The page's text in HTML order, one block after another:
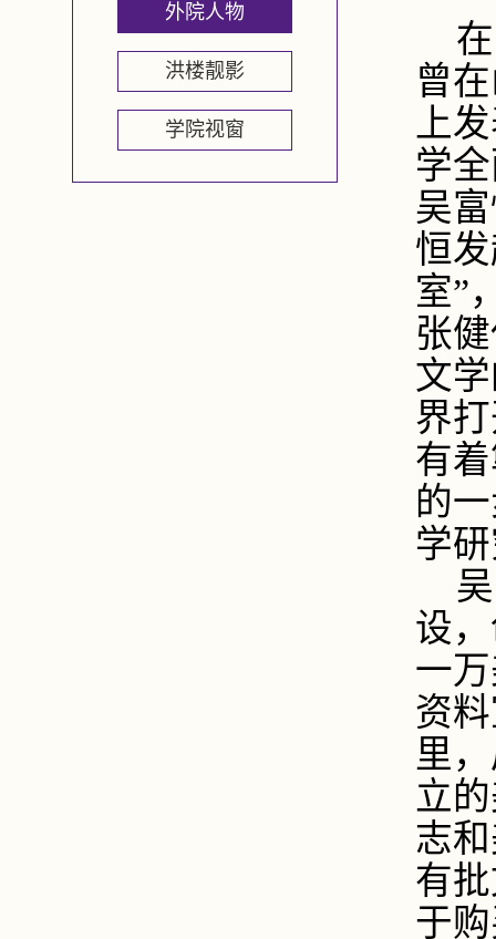
外院人物
洪楼靓影
学院视窗
在
曾
上
学
吴
恒
室”
张
文
界
有
的
学
设
一
资
里
立
志
有
于